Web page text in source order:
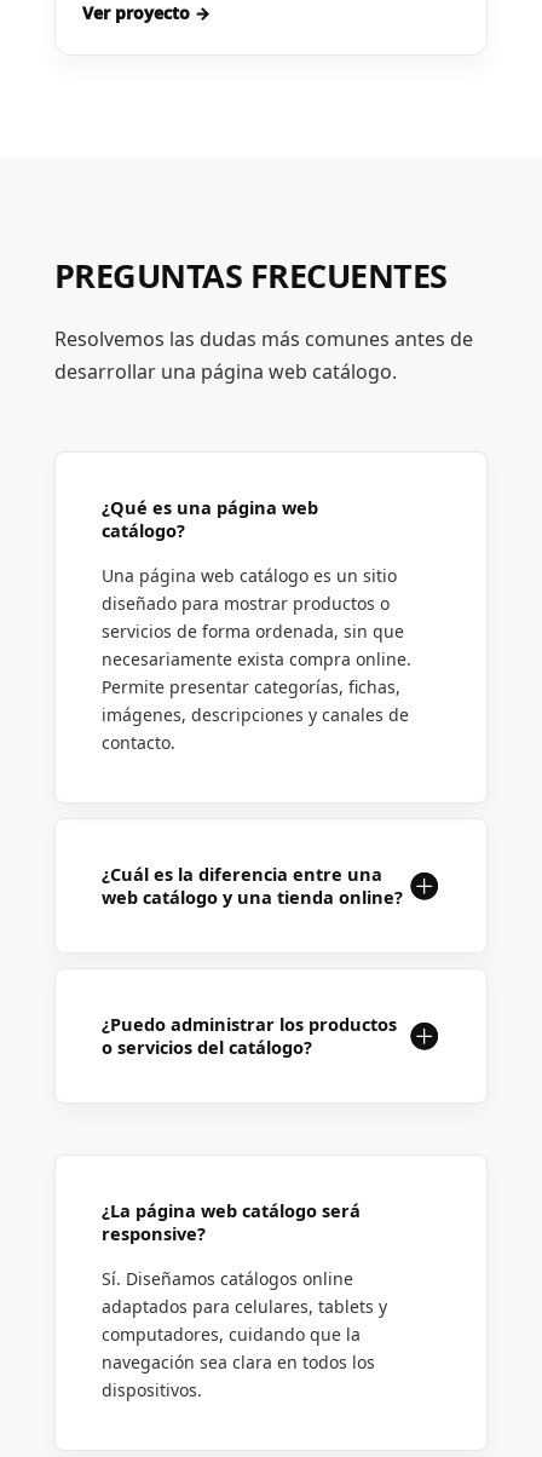
Ver proyecto →
PREGUNTAS FRECUENTES
Resolvemos las dudas más comunes antes de
desarrollar una página web catálogo.
¿Qué es una página web
catálogo?
Una página web catálogo es un sitio
diseñado para mostrar productos o
servicios de forma ordenada, sin que
necesariamente exista compra online.
Permite presentar categorías, fichas,
imágenes, descripciones y canales de
contacto.
¿Cuál es la diferencia entre una
web catálogo y una tienda online?
¿Puedo administrar los productos
o servicios del catálogo?
¿La página web catálogo será
responsive?
Sí. Diseñamos catálogos online
adaptados para celulares, tablets y
computadores, cuidando que la
navegación sea clara en todos los
dispositivos.